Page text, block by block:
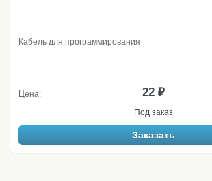
Кабель для программирования
Цена: 22 ₽
Под заказ
Заказать